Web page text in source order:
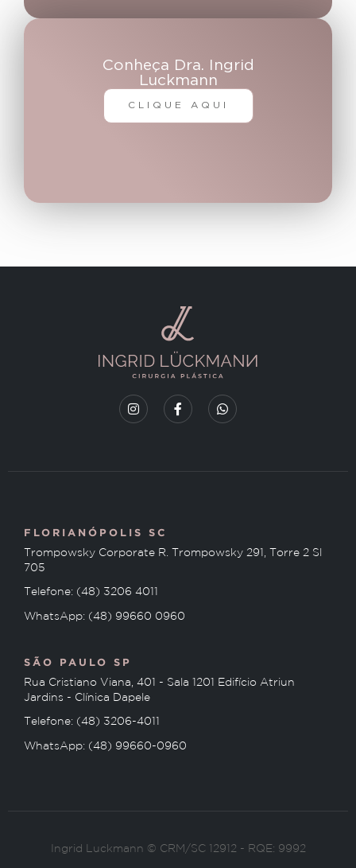
Conheça Dra. Ingrid
Luckmann
CLIQUE AQUI
FLORIANÓPOLIS SC
Trompowsky Corporate R. Trompowsky 291, Torre 2 Sl
705
Telefone: (48) 3206 4011
WhatsApp: (48) 99660 0960
SÃO PAULO SP
Rua Cristiano Viana, 401 - Sala 1201 Edifício Atriun
Jardins - Clínica Dapele
Telefone: (48) 3206-4011
WhatsApp: (48) 99660-0960
Ingrid Luckmann © CRM/SC 12912 - RQE: 9992